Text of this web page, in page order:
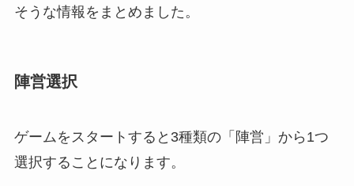
そうな情報をまとめました。
陣営選択
ゲームをスタートすると3種類の「陣営」から1つ
選択することになります。